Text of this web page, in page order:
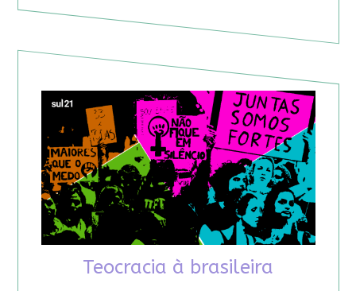
Teocracia à brasileira